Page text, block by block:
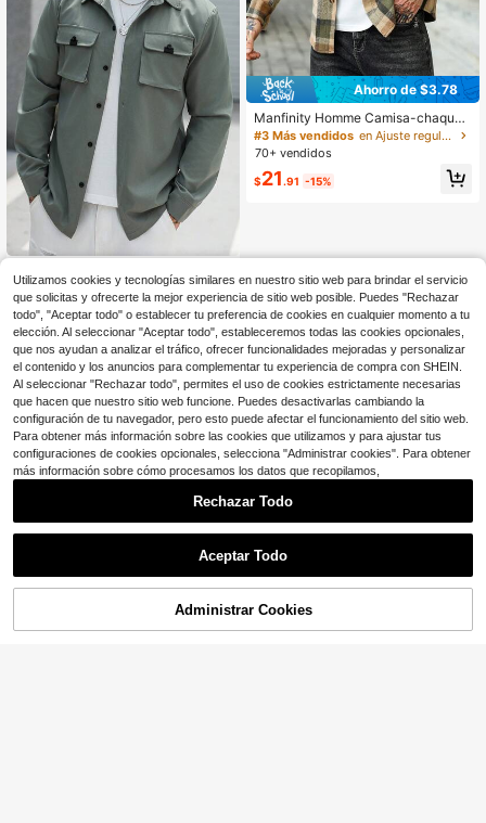
Manfinity Homme Camisa-chaquet
a casual de unicolor para hombre, c
amisa verde salvia para hombre, ca
misa verde oliva para hombre, tops
verde empolvado para hombre, cha
queta verde para hombre, otoño
$18.70 -13%
Ahorro de $3.78
Manfinity Homme Camisa-chaquet
a de franela casual de manga larga
con estampado de cuadros, botone
s, para invierno, formal, ceremonia
#3 Más vendidos
en Ajuste regular Chaquetas para hombre
70+ vendidos
$21 .91 -15%
¡16% DE DESCUENTO! AÑADIR A LA BOLSA
Utilizamos cookies y tecnologías similares en nuestro sitio web para brindar el servicio
que solicitas y ofrecerte la mejor experiencia de sitio web posible. Puedes "Rechazar
todo", "Aceptar todo" o establecer tu preferencia de cookies en cualquier momento a tu
elección. Al seleccionar "Aceptar todo", estableceremos todas las cookies opcionales,
que nos ayudan a analizar el tráfico, ofrecer funcionalidades mejoradas y personalizar
el contenido y los anuncios para complementar tu experiencia de compra con SHEIN.
Al seleccionar "Rechazar todo", permites el uso de cookies estrictamente necesarias
que hacen que nuestro sitio web funcione. Puedes desactivarlas cambiando la
configuración de tu navegador, pero esto puede afectar el funcionamiento del sitio web.
Para obtener más información sobre las cookies que utilizamos y para ajustar tus
configuraciones de cookies opcionales, selecciona "Administrar cookies". Para obtener
más información sobre cómo procesamos los datos que recopilamos,
Rechazar Todo
Aceptar Todo
Administrar Cookies